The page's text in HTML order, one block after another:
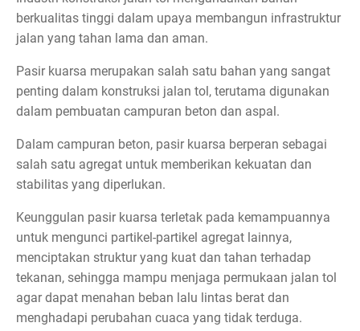
berkualitas tinggi dalam upaya membangun infrastruktur
jalan yang tahan lama dan aman.
Pasir kuarsa merupakan salah satu bahan yang sangat
penting dalam konstruksi jalan tol, terutama digunakan
dalam pembuatan campuran beton dan aspal.
Dalam campuran beton, pasir kuarsa berperan sebagai
salah satu agregat untuk memberikan kekuatan dan
stabilitas yang diperlukan.
Keunggulan pasir kuarsa terletak pada kemampuannya
untuk mengunci partikel-partikel agregat lainnya,
menciptakan struktur yang kuat dan tahan terhadap
tekanan, sehingga mampu menjaga permukaan jalan tol
agar dapat menahan beban lalu lintas berat dan
menghadapi perubahan cuaca yang tidak terduga.